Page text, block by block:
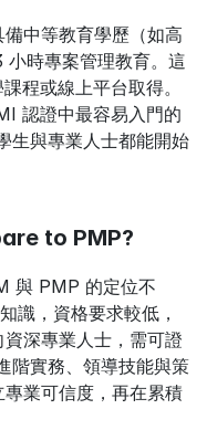
中等教育學歷（如高
時專案管理教育。這
程或線上平台取得。
認證中最容易入門的
生與專業人士都能開始
to PMP?
與 PMP 的定位不
識，資格要求較低，
深專業人士，需可證
階實務、領導技能與策
業可信度，再在累積